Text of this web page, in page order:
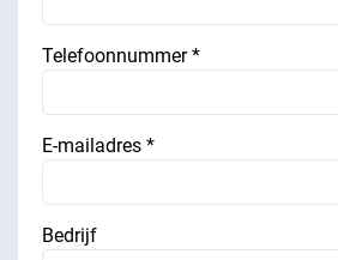
Telefoonnummer *
E-mailadres *
Bedrijf